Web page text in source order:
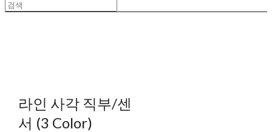
라인 사각 직부/센
서 (3 Color)